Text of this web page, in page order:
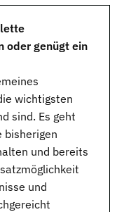
oder genügt ein
wichtigsten
sind. Es geht
bisherigen
und bereits
und